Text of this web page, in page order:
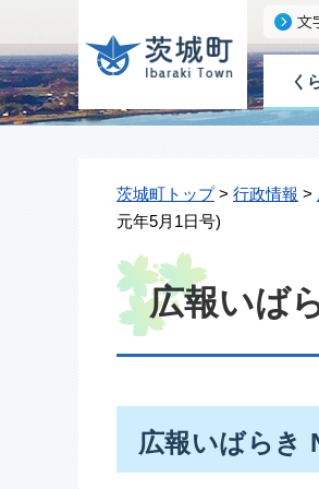
く
茨城町トップ> 行政情報 >
元年5月1日号)
広報いば
広報いばらき